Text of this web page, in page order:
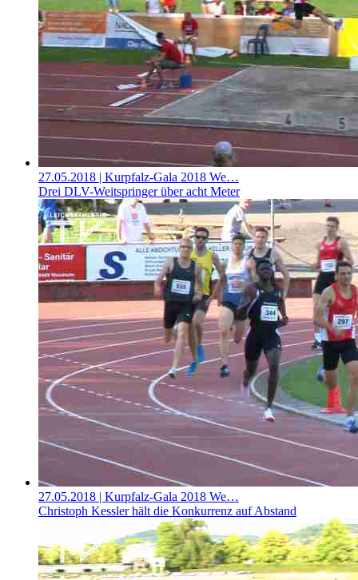
27.05.2018 | Kurpfalz-Gala 2018 We…
Drei DLV-Weitspringer über acht Meter
27.05.2018 | Kurpfalz-Gala 2018 We…
Christoph Kessler hält die Konkurrenz auf Abstand